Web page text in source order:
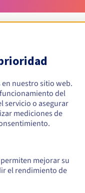
nuestro sitio web.
del
servicio o asegurar
mediciones de
mejorar su
el rendimiento de